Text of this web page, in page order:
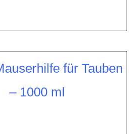
für Tauben
– 1000 ml